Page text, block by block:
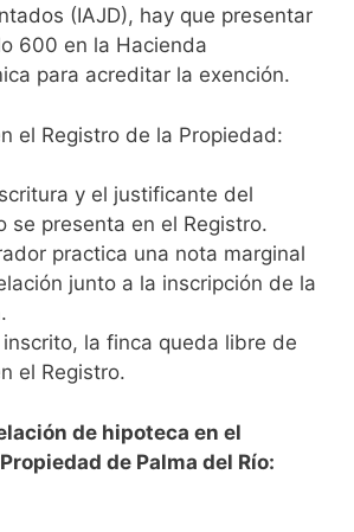
(IAJD), hay que presentar
600 en la Hacienda
para acreditar la exención.
el Registro de la Propiedad:
y el justificante del
se presenta en el Registro.
practica una nota marginal
junto a la inscripción de la
la finca queda libre de
el Registro.
de hipoteca en el
de Palma del Río: